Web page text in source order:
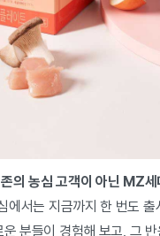
의 농심 고객이 아닌 MZ
에서는 지금까지 한 번도
분들이 경험해 보고, 그